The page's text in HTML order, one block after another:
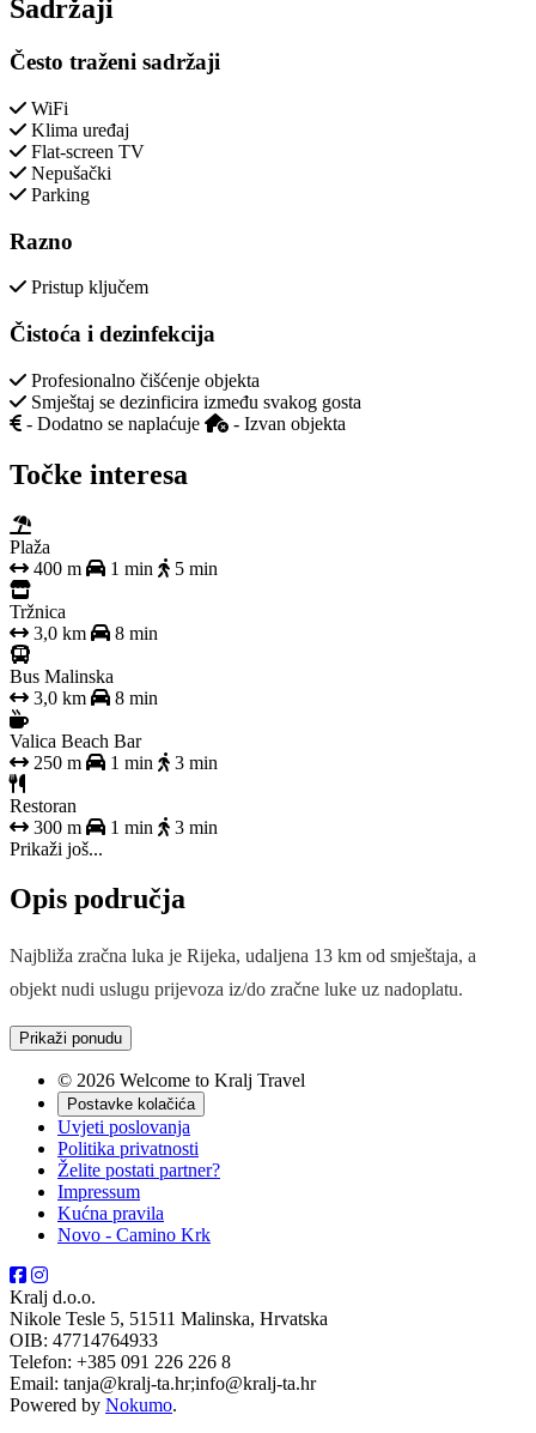
Sadržaji
Često traženi sadržaji
WiFi
Klima uređaj
Flat-screen TV
Nepušački
Parking
Razno
Pristup ključem
Čistoća i dezinfekcija
Profesionalno čišćenje objekta
Smještaj se dezinficira između svakog gosta
- Dodatno se naplaćuje
- Izvan objekta
Točke interesa
Plaža
400 m
1 min 5 min
Tržnica
3,0 km
8 min
Bus Malinska
3,0 km
8 min
Valica Beach Bar
250 m
1 min 3 min
Restoran
300 m
1 min
3 min
Prikaži još...
Opis područja
Najbliža zračna luka je Rijeka, udaljena 13 km od smještaja, a
objekt nudi uslugu prijevoza iz/do zračne luke uz nadoplatu.
Prikaži ponudu
© 2026 Welcome to Kralj Travel
Postavke kolačića
Uvjeti poslovanja
Politika privatnosti
Želite postati partner?
Impressum
Kućna pravila
Novo - Camino Krk
Kralj d.o.o.
Nikole Tesle 5, 51511 Malinska, Hrvatska
OIB: 47714764933
Telefon: +385 091 226 226 8
Email: tanja@kralj-ta.hr;info@kralj-ta.hr
Powered by Nokumo.